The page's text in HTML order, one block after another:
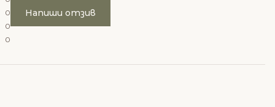
0
0
0
Напиши отзив